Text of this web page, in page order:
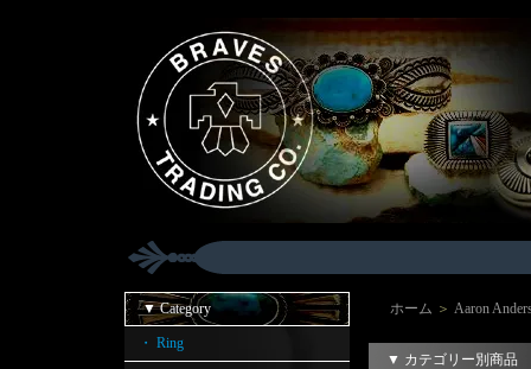
▼ Category
・ Ring
ホーム ＞ Aaron
▼ カテゴリー別商品